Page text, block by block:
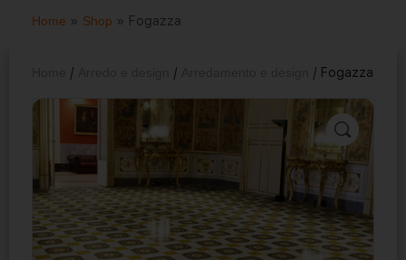
Home » Shop » Fogazza
/ / / Fogazza